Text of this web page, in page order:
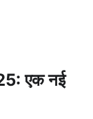
एक नई